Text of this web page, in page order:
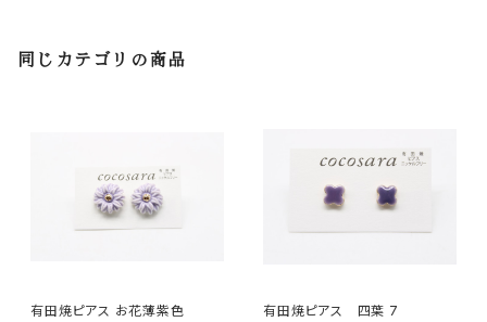
同じカテゴリの商品
有田焼ピアス お花薄紫色 有田焼ピアス 四葉 7